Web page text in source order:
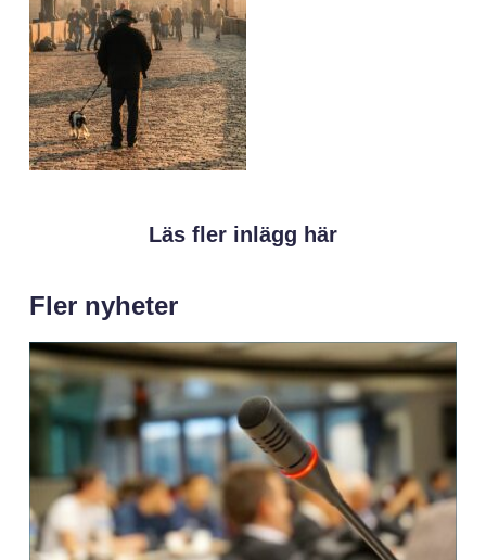
Läs fler inlägg här
Fler nyheter